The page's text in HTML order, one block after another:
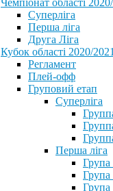
Чемпіонат області
Суперліга
Перша ліга
Друга Ліга
Кубок області 2020/2021
Регламент
Плей-офф
Груповий етап
Суперліга
Перша ліга
Група
Група
Група